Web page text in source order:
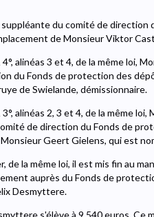
du comité de direction
de Monsieur Viktor
alinéas 3 et 4, de la même loi,
du Fonds de protection des
de Swielande, démissionnaire.
alinéas 2, 3 et 4, de la même loi,
de direction du Fonds de
Geert Gielens, qui est
de la même loi, il est mis fin au
auprès du Fonds de
Desmyttere.